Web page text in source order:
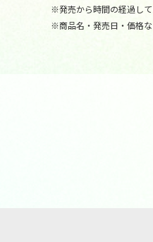
※発売から時間の経過して
※商品名・発売日・価格な